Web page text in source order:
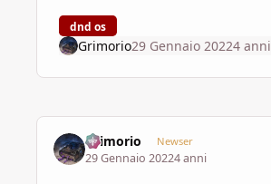
dnd os
Grimorio29 Gennaio 20224 anni
Grimorio Newser
29 Gennaio 20224 anni